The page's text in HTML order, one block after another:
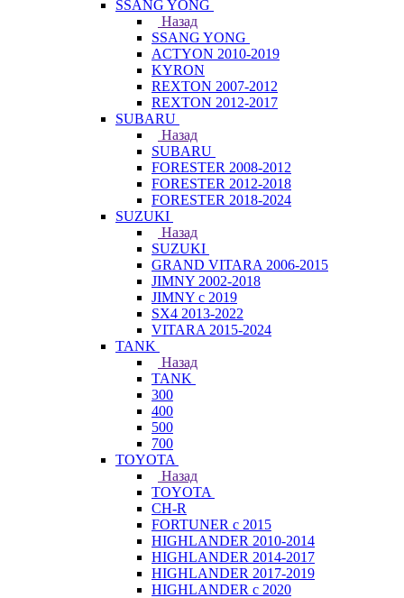
SSANG YONG
Назад
SSANG YONG
ACTYON 2010-2019
KYRON
REXTON 2007-2012
REXTON 2012-2017
SUBARU
Назад
SUBARU
FORESTER 2008-2012
FORESTER 2012-2018
FORESTER 2018-2024
SUZUKI
Назад
SUZUKI
GRAND VITARA 2006-2015
JIMNY 2002-2018
JIMNY с 2019
SX4 2013-2022
VITARA 2015-2024
TANK
Назад
TANK
300
400
500
700
TOYOTA
Назад
TOYOTA
CH-R
FORTUNER с 2015
HIGHLANDER 2010-2014
HIGHLANDER 2014-2017
HIGHLANDER 2017-2019
HIGHLANDER с 2020